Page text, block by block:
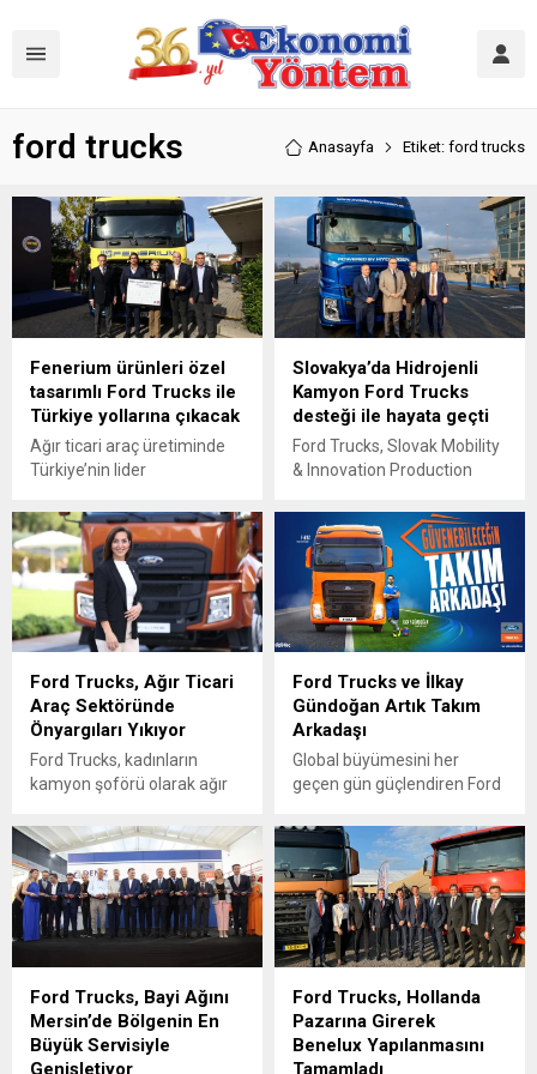
ford trucks Anasayfa Etiket: ford trucks
Fenerium ürünleri özel
tasarımlı Ford Trucks ile
Türkiye yollarına çıkacak
Ağır ticari araç üretiminde
Türkiye’nin lider
tarafından Fenerium için
sarı-lacivert renklerde özel
olarak tasarlanan iki adet F-
MAX, Fenerbahçe
coşkusunu Türkiye yollarına
taşıyacak.
Slovakya’da Hidrojenli
Kamyon Ford Trucks
desteği ile hayata geçti
Ford Trucks, Slovak Mobility
& Innovation Production
Avrupa Birliği
yönetmeliklerine uygun
hidrojen yakıt hücresiyle
çalışan ilk kamyonunu
tanıttı.
Ford Trucks, Ağır Ticari
Araç Sektöründe
Önyargıları Yıkıyor
Ford Trucks, kadınların
kamyon şoförü olarak ağır
istihdam edilmesini
sağlayacak Ford Trucks
Kadın Kamyon Şoför
Akademisi’ni hayata geçirdi.
Ford Trucks Kadın Kamyon
yaratırken, sektördeki
cinsiyet eşitsizliğini ortadan
kaldırmayı ve nitelikli şoför
Ford Trucks ve İlkay
Gündoğan Artık Takım
Arkadaşı
Global büyümesini her
geçen gün güçlendiren Ford
futbolunun en önemli
oyuncularından İlkay
Gündoğan ile artık aynı
takımda.
Ford Trucks, Bayi Ağını
Mersin’de Bölgenin En
Büyük Servisiyle
Genişletiyor
Ford Trucks, Hollanda
Pazarına Girerek
Benelux Yapılanmasını
Tamamladı